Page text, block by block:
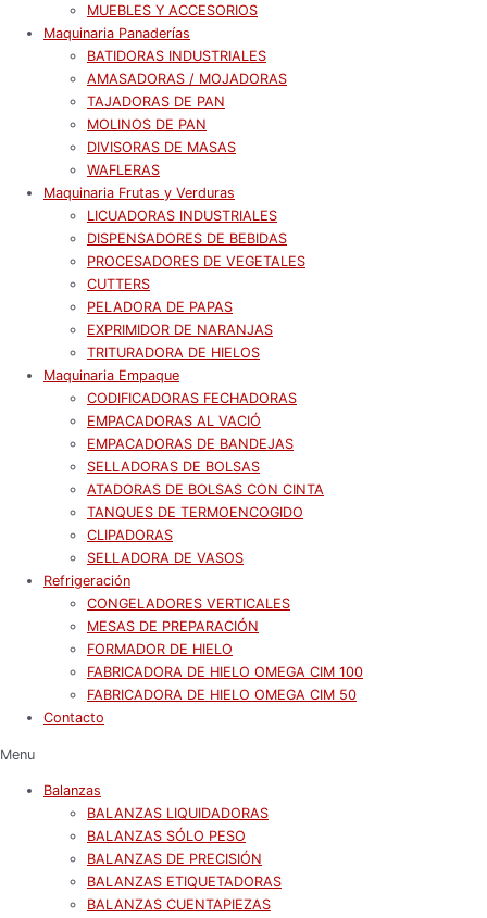
MUEBLES Y ACCESORIOS
Maquinaria Panaderías
BATIDORAS INDUSTRIALES
AMASADORAS / MOJADORAS
TAJADORAS DE PAN
MOLINOS DE PAN
DIVISORAS DE MASAS
WAFLERAS
Maquinaria Frutas y Verduras
LICUADORAS INDUSTRIALES
DISPENSADORES DE BEBIDAS
PROCESADORES DE VEGETALES
CUTTERS
PELADORA DE PAPAS
EXPRIMIDOR DE NARANJAS
TRITURADORA DE HIELOS
Maquinaria Empaque
CODIFICADORAS FECHADORAS
EMPACADORAS AL VACIÓ
EMPACADORAS DE BANDEJAS
SELLADORAS DE BOLSAS
ATADORAS DE BOLSAS CON CINTA
TANQUES DE TERMOENCOGIDO
CLIPADORAS
SELLADORA DE VASOS
Refrigeración
CONGELADORES VERTICALES
MESAS DE PREPARACIÓN
FORMADOR DE HIELO
FABRICADORA DE HIELO OMEGA CIM 100
FABRICADORA DE HIELO OMEGA CIM 50
Contacto
Menu
Balanzas
BALANZAS LIQUIDADORAS
BALANZAS SÓLO PESO
BALANZAS DE PRECISIÓN
BALANZAS ETIQUETADORAS
BALANZAS CUENTAPIEZAS